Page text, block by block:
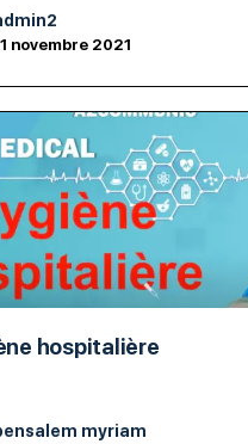
novembre 2021
hospitalière
myriam